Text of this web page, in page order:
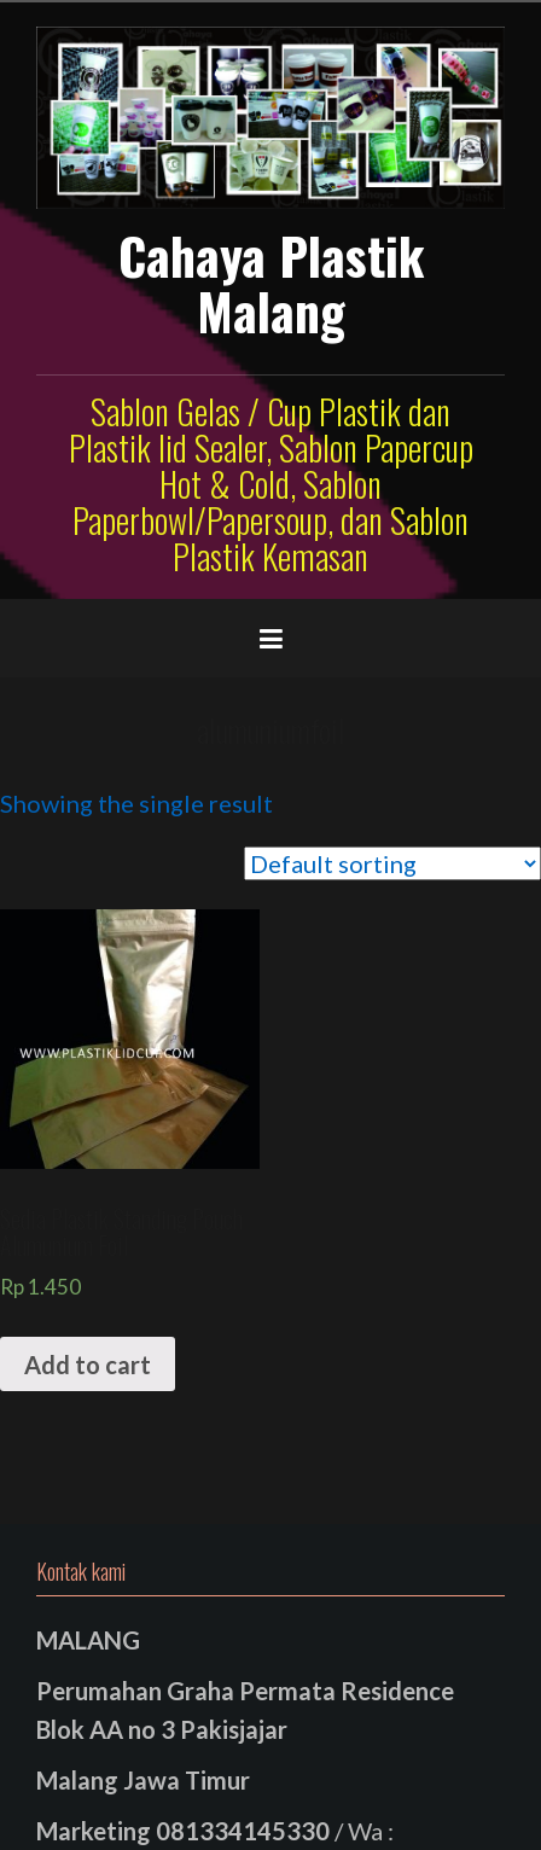
konten
Cahaya Plastik
Malang
Sablon Gelas / Cup Plastik dan
Plastik lid Sealer, Sablon Papercup
Hot & Cold, Sablon
Paperbowl/Papersoup, dan Sablon
Plastik Kemasan
Showing the single result
Rp1.450
Add to cart
Kontak kami
MALANG
Perumahan Graha Permata Residence
Blok AA no 3 Pakisjajar
Malang Jawa Timur
Marketing 081334145330 / Wa :